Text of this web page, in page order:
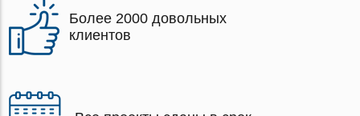
Более 2000 довольных
клиентов